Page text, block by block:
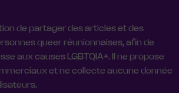
de partager des articles et des
queer réunionnaises, afin de
aux causes LGBTQIA+. Il ne propose
et ne collecte aucune donnée